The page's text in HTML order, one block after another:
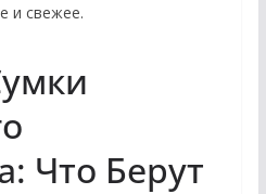
и свежее.
Что Берут